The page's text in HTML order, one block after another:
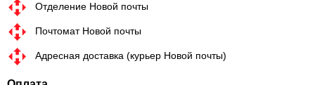
Отделение Новой почты
Почтомат Новой почты
Адресная доставка (курьер Новой почты)